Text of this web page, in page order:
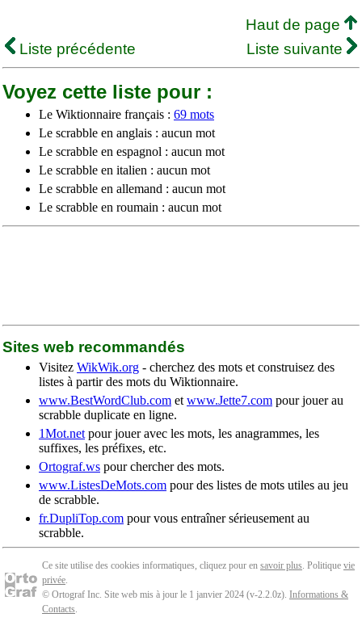
Haut de page
Liste précédente
Liste suivante
Voyez cette liste pour :
Le Wiktionnaire français : 69 mots
Le scrabble en anglais : aucun mot
Le scrabble en espagnol : aucun mot
Le scrabble en italien : aucun mot
Le scrabble en allemand : aucun mot
Le scrabble en roumain : aucun mot
Sites web recommandés
Visitez WikWik.org - cherchez des mots et construisez des
listes à partir des mots du Wiktionnaire.
www.BestWordClub.com et www.Jette7.com pour jouer au
scrabble duplicate en ligne.
1Mot.net pour jouer avec les mots, les anagrammes, les
suffixes, les préfixes, etc.
Ortograf.ws pour chercher des mots.
www.ListesDeMots.com pour des listes de mots utiles au jeu
de scrabble.
fr.DupliTop.com pour vous entraîner sérieusement au
scrabble.
Ce site utilise des cookies informatiques, cliquez pour en savoir plus. Politique vie
privée.
© Ortograf Inc. Site web mis à jour le 1 janvier 2024 (v-2.2.0z). Informations &
Contacts.